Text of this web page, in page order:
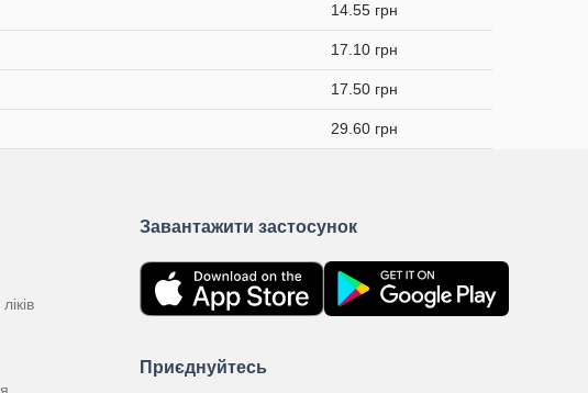
14.55 грн
17.10 грн
17.50 грн
29.60 грн
Завантажити застосунок
Приєднуйтесь